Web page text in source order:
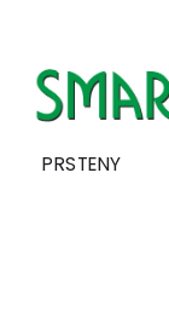
PRSTENY